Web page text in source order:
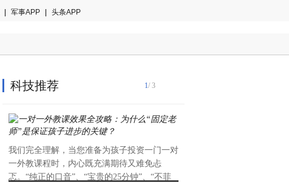
军事APP 头条APP
科技推荐
我们完全理解，当您准备为孩子投资一门一对
一外教课程时，内心既充满期待又难免忐
忑。“纯正的口音”、“宝贵的25分钟”、“不菲
1/ 3